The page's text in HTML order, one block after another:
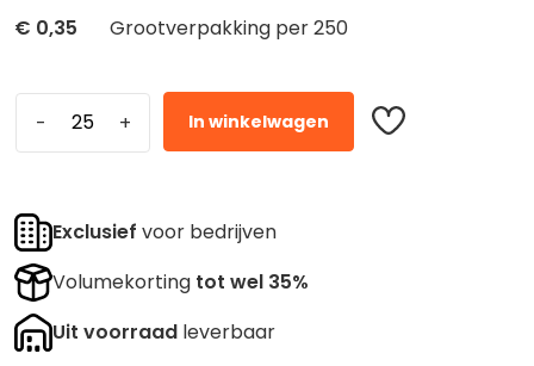
€ 0,35
Grootverpakking per 250
In winkelwagen
Exclusief voor bedrijven
Volumekorting tot wel 35%
Uit voorraadleverbaar